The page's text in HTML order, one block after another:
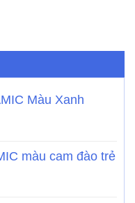
Màu Xanh
màu cam đào trẻ